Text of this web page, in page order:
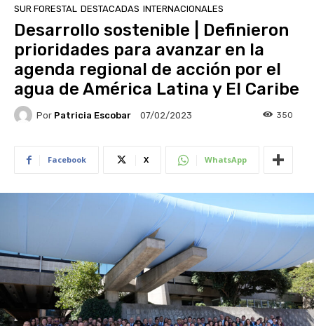
SUR FORESTAL DESTACADAS INTERNACIONALES
Desarrollo sostenible | Definieron
prioridades para avanzar en la
agenda regional de acción por el
agua de América Latina y El Caribe
Por Patricia Escobar 07/02/2023 350
Facebook X WhatsApp